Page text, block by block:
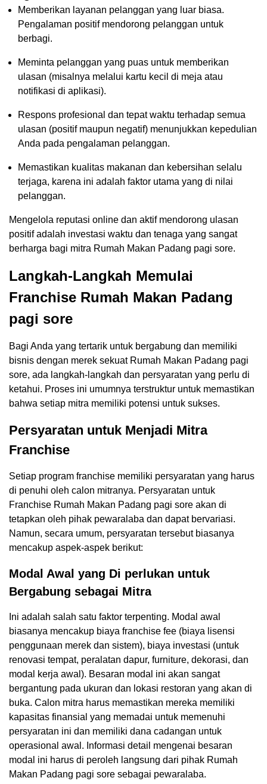
Memberikan layanan pelanggan yang luar biasa.
Pengalaman positif mendorong pelanggan untuk
berbagi.
Meminta pelanggan yang puas untuk memberikan
ulasan (misalnya melalui kartu kecil di meja atau
notifikasi di aplikasi).
Respons profesional dan tepat waktu terhadap semua
ulasan (positif maupun negatif) menunjukkan kepedulian
Anda pada pengalaman pelanggan.
Memastikan kualitas makanan dan kebersihan selalu
terjaga, karena ini adalah faktor utama yang di nilai
pelanggan.
Mengelola reputasi online dan aktif mendorong ulasan
positif adalah investasi waktu dan tenaga yang sangat
berharga bagi mitra Rumah Makan Padang pagi sore.
Langkah-Langkah Memulai
Franchise Rumah Makan Padang
pagi sore
Bagi Anda yang tertarik untuk bergabung dan memiliki
bisnis dengan merek sekuat Rumah Makan Padang pagi
sore, ada langkah-langkah dan persyaratan yang perlu di
ketahui. Proses ini umumnya terstruktur untuk memastikan
bahwa setiap mitra memiliki potensi untuk sukses.
Persyaratan untuk Menjadi Mitra
Franchise
Setiap program franchise memiliki persyaratan yang harus
di penuhi oleh calon mitranya. Persyaratan untuk
Franchise Rumah Makan Padang pagi sore akan di
tetapkan oleh pihak pewaralaba dan dapat bervariasi.
Namun, secara umum, persyaratan tersebut biasanya
mencakup aspek-aspek berikut:
Modal Awal yang Di perlukan untuk
Bergabung sebagai Mitra
Ini adalah salah satu faktor terpenting. Modal awal
biasanya mencakup biaya franchise fee (biaya lisensi
penggunaan merek dan sistem), biaya investasi (untuk
renovasi tempat, peralatan dapur, furniture, dekorasi, dan
modal kerja awal). Besaran modal ini akan sangat
bergantung pada ukuran dan lokasi restoran yang akan di
buka. Calon mitra harus memastikan mereka memiliki
kapasitas finansial yang memadai untuk memenuhi
persyaratan ini dan memiliki dana cadangan untuk
operasional awal. Informasi detail mengenai besaran
modal ini harus di peroleh langsung dari pihak Rumah
Makan Padang pagi sore sebagai pewaralaba.